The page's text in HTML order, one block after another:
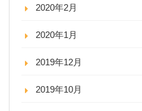
2020年2月
2020年1月
2019年12月
2019年10月